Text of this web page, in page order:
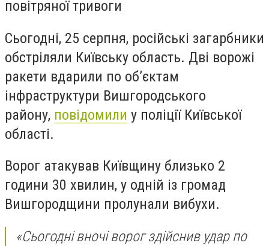
повітряної тривоги
Сьогодні, 25 серпня, російські загарбники
обстріляли Київську область. Дві ворожі
ракети вдарили по об’єктам
інфраструктури Вишгородського
району, повідомили у поліції Київської
області.
Ворог атакував Київщину близько 2
години 30 хвилин, у одній із громад
Вишгородщини пролунали вибухи.
«Сьогодні вночі ворог здійснив удар по